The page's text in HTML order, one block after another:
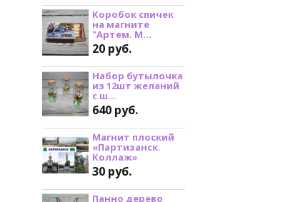
Коробок спичек
на магните
"Артем. М...
20 руб.
Набор бутылочка
из 12шт желаний
с ш...
640 руб.
Магнит плоский
«Партизанск.
Коллаж»
30 руб.
Панно дерево